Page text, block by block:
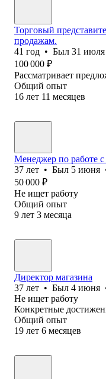
Торговый
продажам.
41 год • Был 31 июля
100 000 ₽
Рассматривает
Общий опыт
16 лет 11 месяцев
Менеджер по работе
37 лет • Был 5 июня
50 000 ₽
Не ищет работу
Общий опыт
9 лет 3 месяца
Директор магазина
37 лет • Был 4 июня
Не ищет работу
Конкретные
Общий опыт
19 лет 6 месяцев